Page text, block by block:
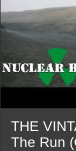
THE
The Run